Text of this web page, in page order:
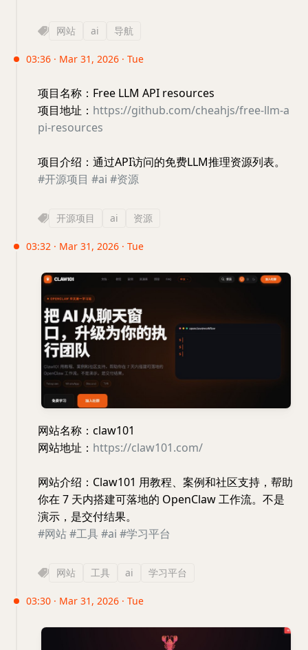
网站 ai 导航
03:36 · Mar 31, 2026 · Tue
项目名称：Free LLM API resources
项目地址： https://github.com/cheahjs/free-llm-a
pi-resources
项目介绍：通过API访问的免费LLM推理资源列表。
#开源项目 #ai #资源
开源项目 ai 资源
03:32 · Mar 31, 2026 · Tue
网站名称：claw101
网站地址： https://claw101.com/
网站介绍：Claw101 用教程、案例和社区支持，帮助
你在 7 天内搭建可落地的 OpenClaw 工作流。不是
演示，是交付结果。
#网站#工具#ai #学习平台
网站 工具 ai 学习平台
03:30 · Mar 31, 2026 · Tue